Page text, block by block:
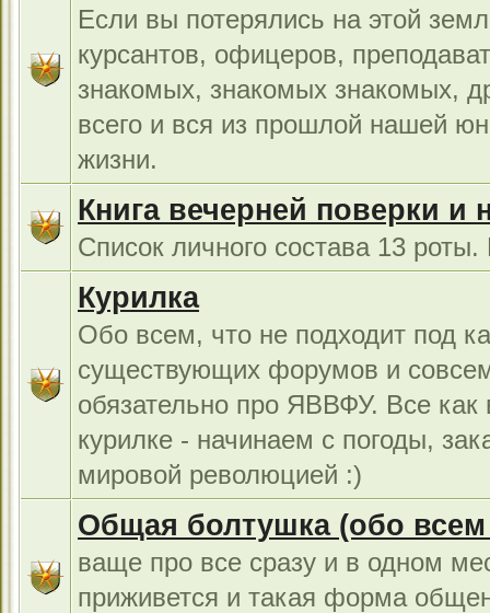
Если вы потерялись на этой
курсантов, офицеров,
знакомых, знакомых знакомых,
всего и вся из прошлой нашей
жизни.
Книга вечерней поверки и
Список личного состава 13
Курилка
Обо всем, что не подходит под
существующих форумов и
обязательно про ЯВВФУ. Все как
курилке - начинаем с погоды,
мировой революцией :)
Общая болтушка (обо всем
ваще про все сразу и в одном
приживется и такая форма